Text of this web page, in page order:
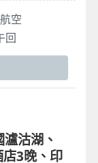
空
回
沽湖、
3晚、印